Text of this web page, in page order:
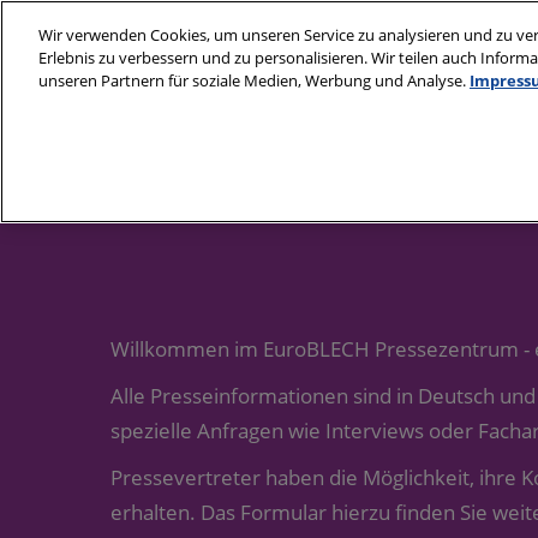
zum
Inhalt
20. - 23.
Smart Badge |
Code
Presse und Medien
Willkommen im EuroBLECH Pressezentrum
Alle Presseinformationen sind in Deutsch
spezielle Anfragen wie Interviews oder
Pressevertreter haben die Möglichkeit, ihre
erhalten. Das Formular hierzu finden Sie
Wir verwenden Cookies, um unseren Service zu analysieren und zu
Erlebnis zu verbessern und zu personalisieren. Wir teilen auch
unseren Partnern für soziale Medien, Werbung und Analyse.